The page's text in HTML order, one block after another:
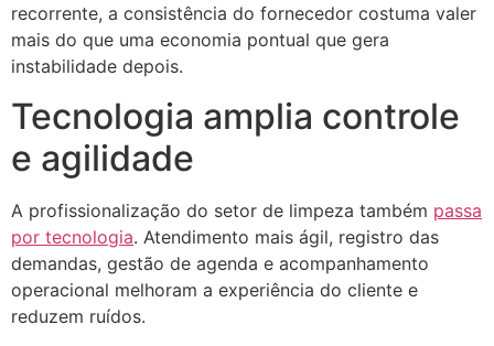
recorrente, a consistência do fornecedor costuma valer
mais do que uma economia pontual que gera
instabilidade depois.
Tecnologia amplia controle
e agilidade
A profissionalização do setor de limpeza também passa
por tecnologia. Atendimento mais ágil, registro das
demandas, gestão de agenda e acompanhamento
operacional melhoram a experiência do cliente e
reduzem ruídos.